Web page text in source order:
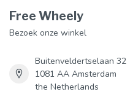
Free Wheely
Bezoek onze winkel
Buitenveldertselaan 32
1081 AA Amsterdam
the Netherlands